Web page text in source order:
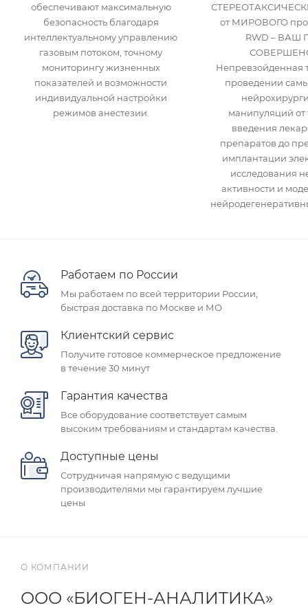
обеспечивают максимальную
безопасность благодаря
интеллектуальному управлению
газовым потоком, точному
мониторингу жизненных
показателей и возможности
индивидуальной настройки
режимов анестезии.
от МИРОВОГО
RWD – ВАШ
Непревзойденная
проведении
манипуляций от
введения
препаратов до
имплантации
исследования
активности и
Работаем по России
Мы работаем по всей территории России,
быстрая доставка по Москве и МО
Клиентский сервис
Получите готовое коммерческое предложение
в течение 30 минут
Гарантия качества
Все оборудование соответствует самым
высоким требованиям и стандартам качества.
Доступные цены
Сотрудничая напрямую с ведущими
производителями мы гарантируем лучшие
цены
О КОМПАНИИ
ООО «БИОГЕН-АНАЛИТИКА»